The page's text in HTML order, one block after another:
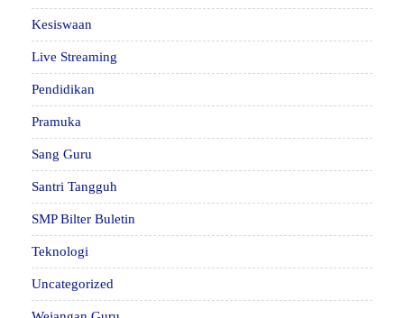
Kesiswaan
Live Streaming
Pendidikan
Pramuka
Sang Guru
Santri Tangguh
SMP Bilter Buletin
Teknologi
Uncategorized